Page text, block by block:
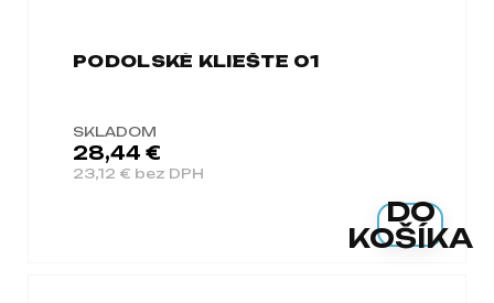
PODOLSKÉ KLIEŠTE 01
SKLADOM
23,12 € bez DPH
28,44 €
DO
KOŠÍKA